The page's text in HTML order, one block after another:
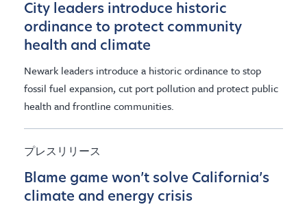
City leaders introduce historic
ordinance to protect community
health and climate
Newark leaders introduce a historic ordinance to stop
fossil fuel expansion, cut port pollution and protect public
health and frontline communities.
プレスリリース
Blame game won’t solve California’s
climate and energy crisis